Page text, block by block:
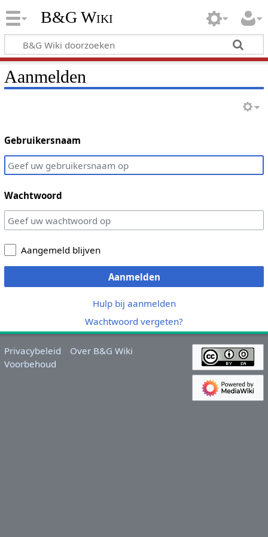
B&G Wiki
Aanmelden
Gebruikersnaam
Wachtwoord
Aangemeld blijven
Aanmelden
Hulp bij aanmelden
Wachtwoord vergeten?
Privacybeleid
Over B&G Wiki
Voorbehoud